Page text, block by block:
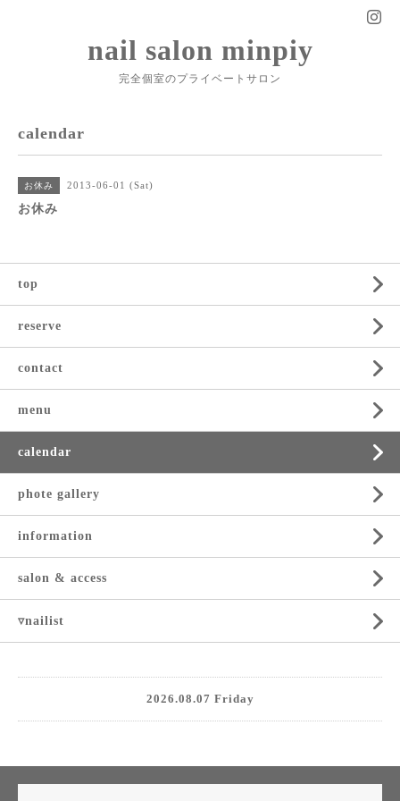
nail salon minpiy
完全個室のプライベートサロン
calendar
お休み 2013-06-01 (Sat)
お休み
top
reserve
contact
menu
calendar
phote gallery
information
salon & access
▿nailist
2026.08.07 Friday